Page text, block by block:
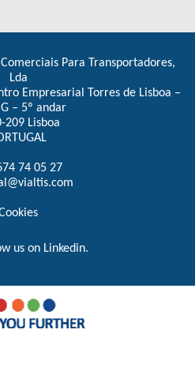
Para Transportadores,
Lda
Empresarial Torres de Lisboa –
– 5º andar
209 Lisboa
74 05 27
us on Linkedin.